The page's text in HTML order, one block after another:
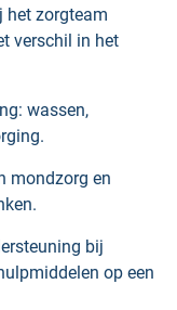
het zorgteam
verschil in het
wassen,
mondzorg en
bij
op een